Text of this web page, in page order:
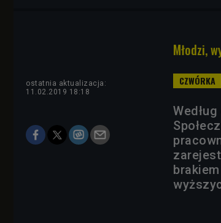
Młodzi,
ostatnia aktualizacja:
11.02.2019 18:18